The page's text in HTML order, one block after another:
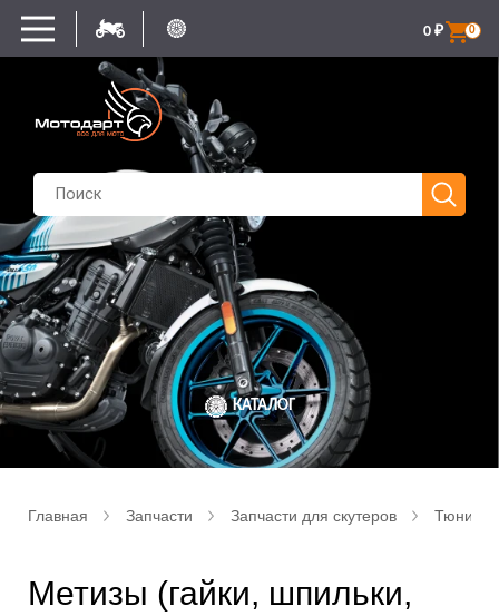
0
0 ₽
КАТАЛОГ
Главная Запчасти Запчасти для скутеров Тюнинг
Метизы (гайки, шпильки,